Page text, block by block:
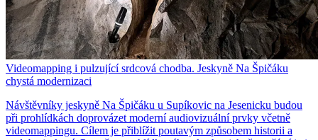
Videomapping i pulzující srdcová chodba. Jeskyně Na Špičáku
chystá modernizaci
Návštěvníky jeskyně Na Špičáku u Supíkovic na Jesenicku budou
při prohlídkách doprovázet moderní audiovizuální prvky včetně
videomappingu. Cílem je přiblížit poutavým způsobem historii a